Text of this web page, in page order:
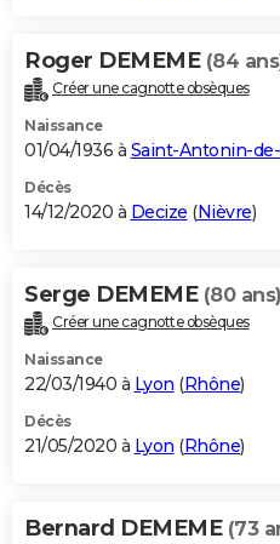
Roger DEMEME (84
Créer une cagnotte obsèques
Naissance
01/04/1936 à Saint-Antonin-
Décès
14/12/2020 à Decize (Nièvre)
Serge DEMEME (80 ans)
Créer une cagnotte obsèques
Naissance
22/03/1940 à Lyon (Rhône)
Décès
21/05/2020 à Lyon (Rhône)
Bernard DEMEME (73